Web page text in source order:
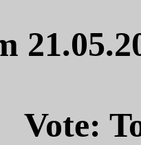
Vote: